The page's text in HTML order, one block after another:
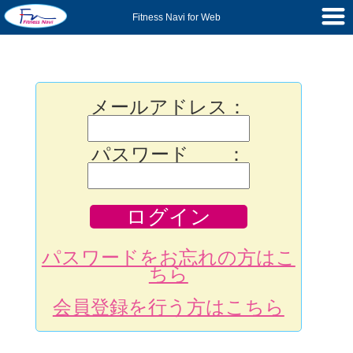
Fitness Navi for Web
メールアドレス：
パスワード ：
パスワードをお忘れの方はこ
ちら
会員登録を行う方はこちら